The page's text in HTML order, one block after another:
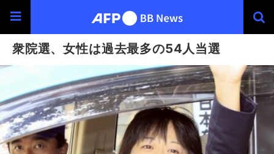
衆院選、女性は過去最多の54人当選